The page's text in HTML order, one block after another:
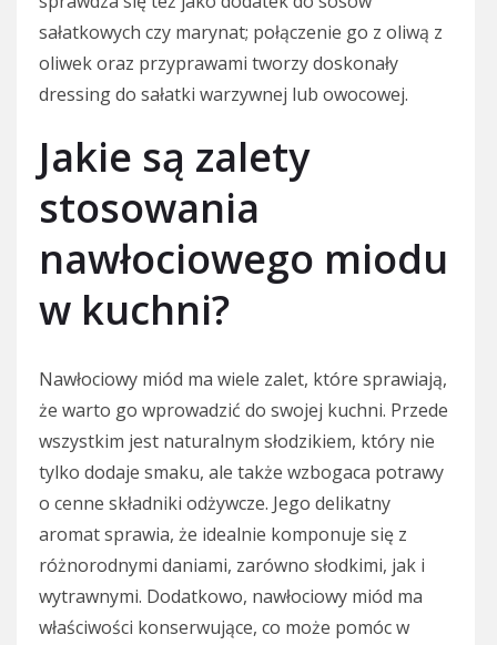
sałatkowych czy marynat; połączenie go z oliwą z
oliwek oraz przyprawami tworzy doskonały
dressing do sałatki warzywnej lub owocowej.
Jakie są zalety
stosowania
nawłociowego miodu
w kuchni?
Nawłociowy miód ma wiele zalet, które sprawiają,
że warto go wprowadzić do swojej kuchni. Przede
wszystkim jest naturalnym słodzikiem, który nie
tylko dodaje smaku, ale także wzbogaca potrawy
o cenne składniki odżywcze. Jego delikatny
aromat sprawia, że idealnie komponuje się z
różnorodnymi daniami, zarówno słodkimi, jak i
wytrawnymi. Dodatkowo, nawłociowy miód ma
właściwości konserwujące, co może pomóc w